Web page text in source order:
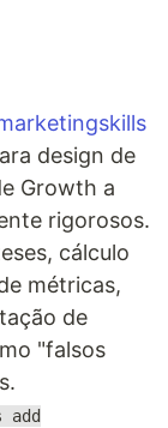
design de
Growth a
rigorosos.
cálculo
métricas,
de
"falsos